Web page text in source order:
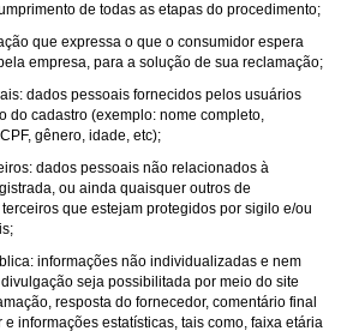
de todas as etapas do procedimento;
que expressa o que o consumidor espera
empresa, para a solução de sua reclamação;
dados pessoais fornecidos pelos usuários
do cadastro (exemplo: nome completo,
gênero, idade, etc);
dados pessoais não relacionados à
ou ainda quaisquer outros de
que estejam protegidos por sigilo e/ou
informações não individualizadas e nem
seja possibilitada por meio do site
resposta do fornecedor, comentário final
e informações estatísticas, tais como, faixa etária